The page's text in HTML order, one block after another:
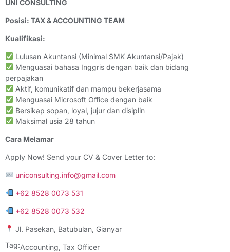
UNI CONSULTING
Posisi: TAX & ACCOUNTING TEAM
Kualifikasi:
Lulusan Akuntansi (Minimal SMK Akuntansi/Pajak)
Menguasai bahasa Inggris dengan baik dan bidang
perpajakan
Aktif, komunikatif dan mampu bekerjasama
Menguasai Microsoft Office dengan baik
Bersikap sopan, loyal, jujur dan disiplin
Maksimal usia 28 tahun
Cara Melamar
Apply Now! Send your CV & Cover Letter to:
uniconsulting.info@gmail.com
+62 8528 0073 531
+62 8528 0073 532
Jl. Pasekan, Batubulan, Gianyar
Tag:Accounting, Tax Officer